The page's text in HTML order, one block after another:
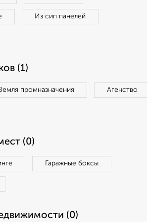
Из сип панелей
(1)
промназначения Агенство
(0)
Гаражные боксы
(0)